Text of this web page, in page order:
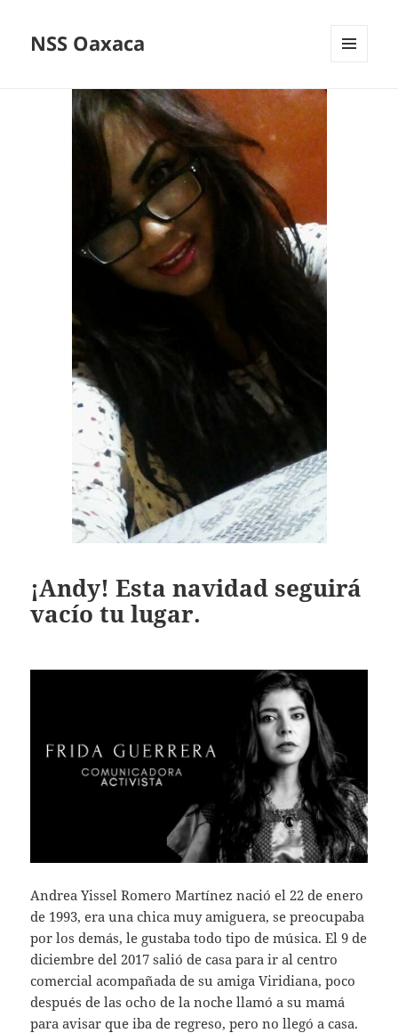
NSS Oaxaca
¡Andy! Esta navidad seguirá
vacío tu lugar.
Andrea Yissel Romero Martínez nació el 22 de enero
de 1993, era una chica muy amiguera, se preocupaba
por los demás, le gustaba todo tipo de música. El 9 de
diciembre del 2017 salió de casa para ir al centro
comercial acompañada de su amiga Viridiana, poco
después de las ocho de la noche llamó a su mamá
para avisar que iba de regreso, pero no llegó a casa.